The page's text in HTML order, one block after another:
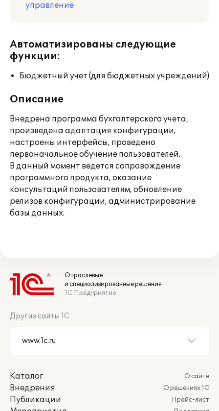
управление
Автоматизированы следующие
функции:
Бюджетный учет (для бюджетных учреждений)
Описание
Внедрена программа бухгалтерского учета,
произведена адаптация конфигурации,
настроены интерфейсы, проведено
первоначальное обучение пользователей.
В данный момент ведется сопровождение
программного продукта, оказание
консультаций пользователям, обновление
релизов конфигурации, администрирование
базы данных.
Отраслевые
и специализированные решения
1С:Предприятие
Другие сайты 1С
Каталог
Внедрения
Публикации
О сайте
О решениях 1С
Прайс-лист